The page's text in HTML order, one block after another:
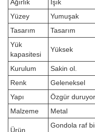
Ağırlık
Işık
Yüzey
Yumuşak
Tasarım
Tasarım
Yük
kapasitesi
Yüksek
Kurulum
Sakin ol.
Renk
Geleneksel
Yapı
Özgür duruyor
Malzeme
Metal
Ürün
Gondola raf